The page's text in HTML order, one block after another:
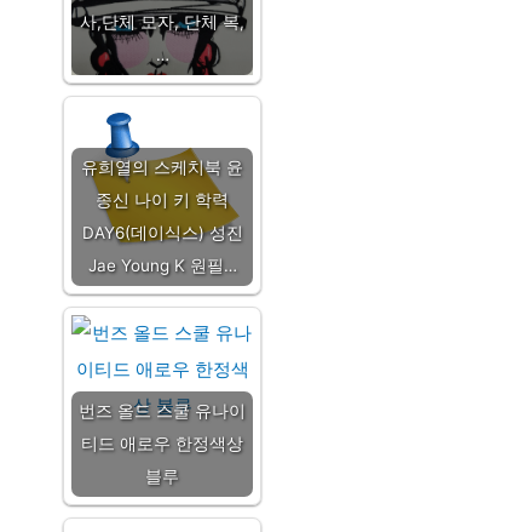
사,단체 모자, 단체 복,
…
유희열의 스케치북 윤
종신 나이 키 학력
DAY6(데이식스) 성진
Jae Young K 원필…
번즈 올드 스쿨 유나이
티드 애로우 한정색상
블루